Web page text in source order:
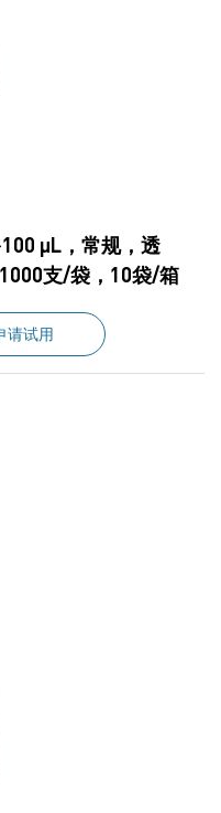
μL，常规，透
支/袋，10袋/箱
请试用